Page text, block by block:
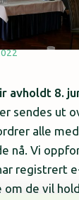
avholdt 8.
sendes ut
alle
nå. Vi
registrert
de vil